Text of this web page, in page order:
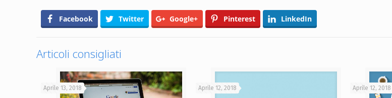
Facebook Twitter Google+ Pinterest LinkedIn
Articoli consigliati
Aprile 13, 2018 Aprile 12, 2018 Aprile 12, 2018